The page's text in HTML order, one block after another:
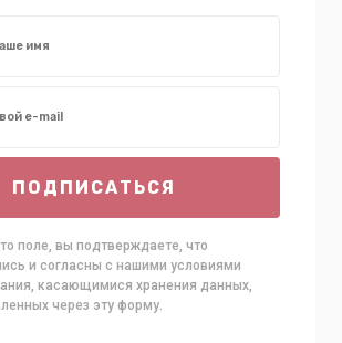
ПОДПИСАТЬСЯ
поле, вы подтверждаете, что
и согласны с нашими условиями
касающимися хранения данных,
через эту форму.